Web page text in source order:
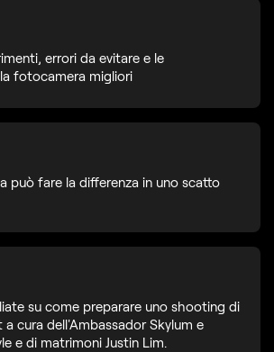
errori da evitare e le
fotocamera migliori
può fare la differenza in uno scatto
su come preparare uno shooting di
cura dell'Ambassador Skylum e
e di matrimoni Justin Lim.